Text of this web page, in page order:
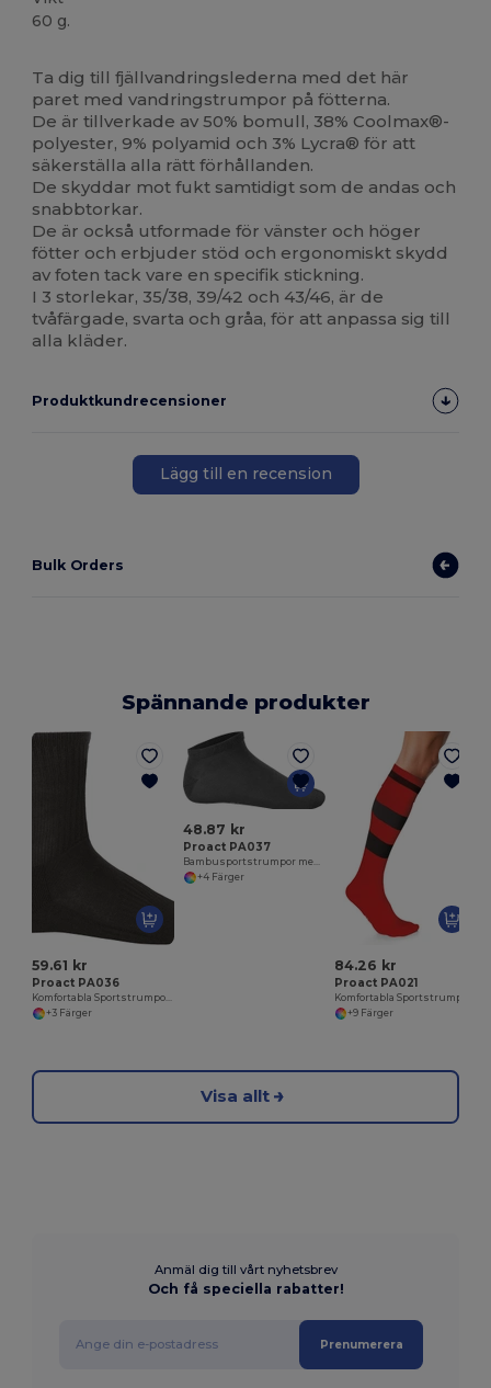
60 g.
Ta dig till fjällvandringslederna med det här
paret med vandringstrumpor på fötterna.
De är tillverkade av 50% bomull, 38% Coolmax®-
polyester, 9% polyamid och 3% Lycra® för att
säkerställa alla rätt förhållanden.
De skyddar mot fukt samtidigt som de andas och
snabbtorkar.
De är också utformade för vänster och höger
fötter och erbjuder stöd och ergonomiskt skydd
av foten tack vare en specifik stickning.
I 3 storlekar, 35/38, 39/42 och 43/46, är de
tvåfärgade, svarta och gråa, för att anpassa sig till
alla kläder.
Produktkundrecensioner
Lägg till en recension
Bulk Orders
Spännande produkter
59.61 kr
Proact PA036
+3 Färger
48.87 kr
Proact PA037
+4 Färger
84.26 kr
Proact PA021
+9 Färger
Visa allt
Anmäl dig till vårt nyhetsbrev
Och få speciella rabatter!
Prenumerera